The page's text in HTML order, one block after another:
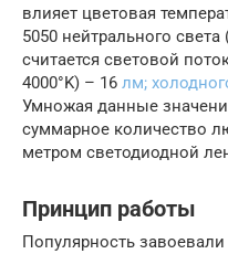
влияет цветовая
5050 нейтрального
считается световой
4000°K) – 16 лм;
Умножая данные
суммарное количество
метром светодиодной
Принцип работы
Популярность